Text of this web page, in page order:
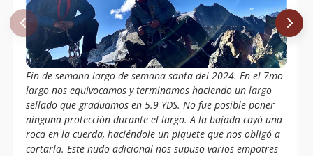
Fin de semana largo de semana santa del 2024. En el 7mo
largo nos equivocamos y terminamos haciendo un largo
sellado que graduamos en 5.9 YDS. No fue posible poner
ninguna protección durante el largo. A la bajada cayó una
roca en la cuerda, haciéndole un piquete que nos obligó a
cortarla. Este nudo adicional nos supuso varios empotres